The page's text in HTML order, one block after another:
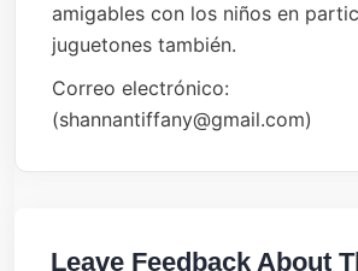
amigables con los niños en
juguetones también.
Correo electrónico:
(shannantiffany@gmail.com)
Leave Feedback About